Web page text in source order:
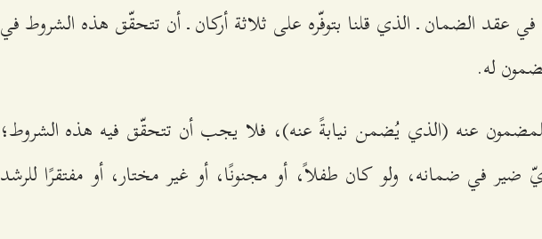
في عقد الضمان ـ الذي قلنا بتوفّره على ثلاثة أركان ـ أن تتحقّق هذه الشروط في
له.
للمضمون عنه (الذي يُضمن نيابةً عنه)، فلا يجب أن تتحقّق فيه هذه الشروط؛
ضير في ضمانه، ولو كان طفلاً، أو مجنونًا، أو غير مختار، أو مفتقرًا للرشد